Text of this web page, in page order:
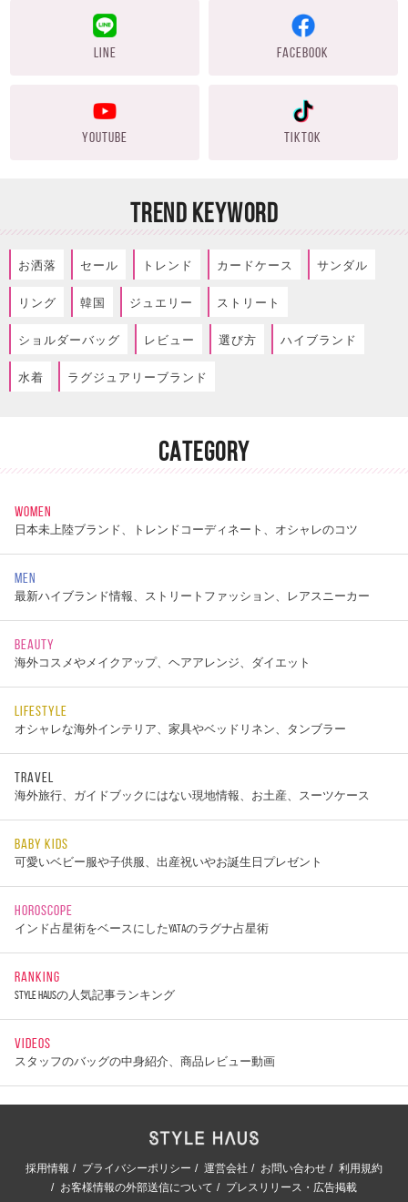
LINE FACEBOOK
YOUTUBE TIKTOK
TREND KEYWORD
お洒落 セール トレンド カードケース サンダル
リング 韓国 ジュエリー ストリート
ショルダーバッグ レビュー 選び方 ハイブランド
水着 ラグジュアリーブランド
CATEGORY
WOMEN
日本未上陸ブランド、トレンドコーディネート、オシャレのコツ
MEN
最新ハイブランド情報、ストリートファッション、レアスニーカー
BEAUTY
海外コスメやメイクアップ、ヘアアレンジ、ダイエット
LIFESTYLE
オシャレな海外インテリア、家具やベッドリネン、タンブラー
TRAVEL
海外旅行、ガイドブックにはない現地情報、お土産、スーツケース
BABY KIDS
可愛いベビー服や子供服、出産祝いやお誕生日プレゼント
HOROSCOPE
インド占星術をベースにしたYATAのラグナ占星術
RANKING
STYLE HAUSの人気記事ランキング
VIDEOS
スタッフのバッグの中身紹介、商品レビュー動画
採用情報 プライバシーポリシー 運営会社 お問い合わせ
利用規約
お客様情報の外部送信について
プレスリリース・広告掲載